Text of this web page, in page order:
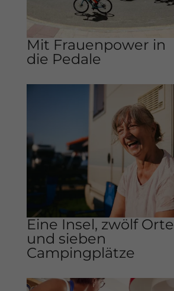
Mit Frauenpower in
die Pedale
Eine Insel, zwölf Orte
und sieben
Campingplätze